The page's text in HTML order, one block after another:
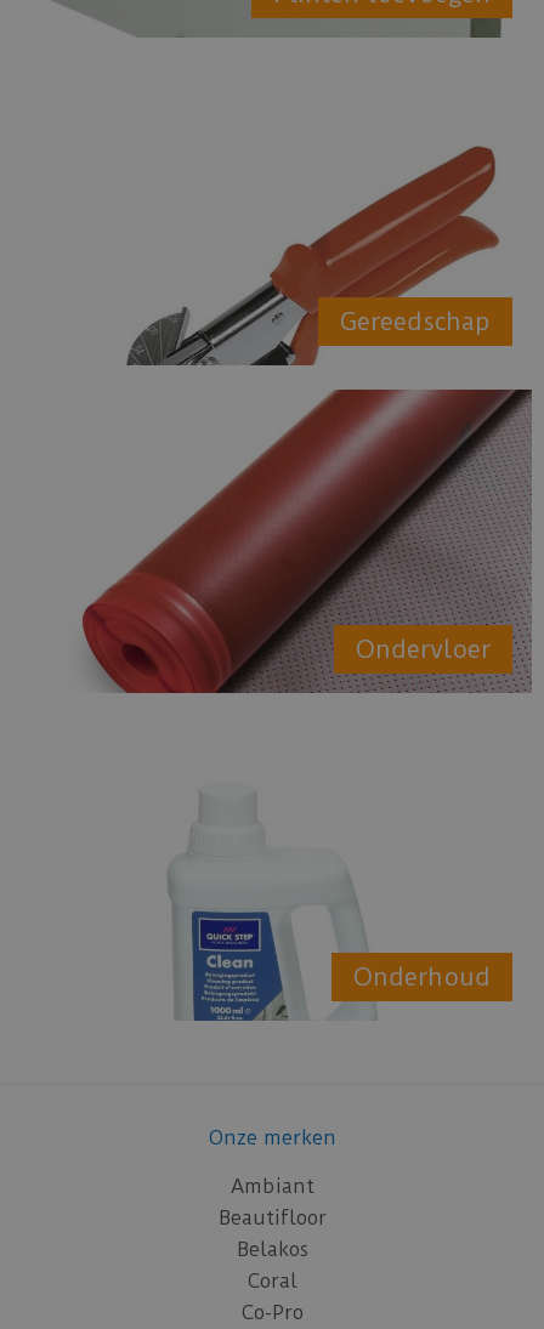
Gereedschap
Ondervloer
Onderhoud
Onze merken
Ambiant
Beautifloor
Belakos
Coral
Co-Pro